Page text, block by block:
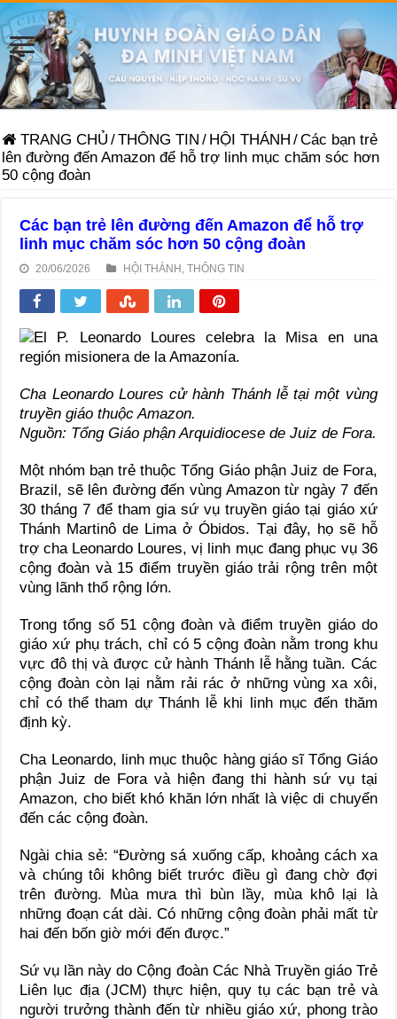
TRANG CHỦ /THÔNG TIN / HỘI THÁNH /Các bạn trẻ
lên đường đến Amazon để hỗ trợ linh mục chăm sóc hơn
50 cộng đoàn
Các bạn trẻ lên đường đến Amazon để hỗ trợ
linh mục chăm sóc hơn 50 cộng đoàn
20/06/2026 HỘI THÁNH ,THÔNG TIN
Cha Leonardo Loures cử hành Thánh lễ tại một vùng
truyền giáo thuộc Amazon.
Nguồn: Tổng Giáo phậnArquidiocese de Juiz de Fora.
Một nhóm bạn trẻ thuộc Tổng Giáo phận Juiz de Fora,
Brazil, sẽ lên đường đến vùng Amazon từ ngày 7 đến
30 tháng 7 để tham gia sứ vụ truyền giáo tại giáo xứ
Thánh Martinô de Lima ở Óbidos. Tại đây, họ sẽ hỗ
trợ cha Leonardo Loures, vị linh mục đang phục vụ 36
cộng đoàn và 15 điểm truyền giáo trải rộng trên một
vùng lãnh thổ rộng lớn.
Trong tổng số 51 cộng đoàn và điểm truyền giáo do
giáo xứ phụ trách, chỉ có 5 cộng đoàn nằm trong khu
vực đô thị và được cử hành Thánh lễ hằng tuần. Các
cộng đoàn còn lại nằm rải rác ở những vùng xa xôi,
chỉ có thể tham dự Thánh lễ khi linh mục đến thăm
định kỳ.
Cha Leonardo, linh mục thuộc hàng giáo sĩ Tổng Giáo
phận Juiz de Fora và hiện đang thi hành sứ vụ tại
Amazon, cho biết khó khăn lớn nhất là việc di chuyển
đến các cộng đoàn.
Ngài chia sẻ: “Đường sá xuống cấp, khoảng cách xa
và chúng tôi không biết trước điều gì đang chờ đợi
trên đường. Mùa mưa thì bùn lầy, mùa khô lại là
những đoạn cát dài. Có những cộng đoàn phải mất từ
hai đến bốn giờ mới đến được.”
Sứ vụ lần này do Cộng đoàn Các Nhà Truyền giáo Trẻ
Liên lục địa (JCM) thực hiện, quy tụ các bạn trẻ và
người trưởng thành đến từ nhiều giáo xứ, phong trào